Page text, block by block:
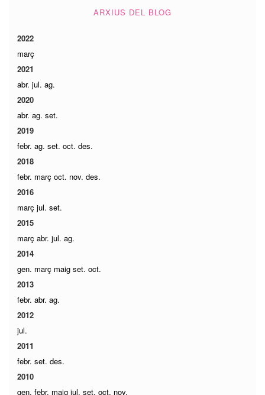
ARXIUS DEL BLOG
2022
març
2021
abr. jul. ag.
2020
abr. ag. set.
2019
febr. ag. set. oct. des.
2018
febr. març oct. nov. des.
2016
març jul. set.
2015
març abr. jul. ag.
2014
gen. març maig set. oct.
2013
febr. abr. ag.
2012
jul.
2011
febr. set. des.
2010
gen. febr. maig jul. set. oct. nov.